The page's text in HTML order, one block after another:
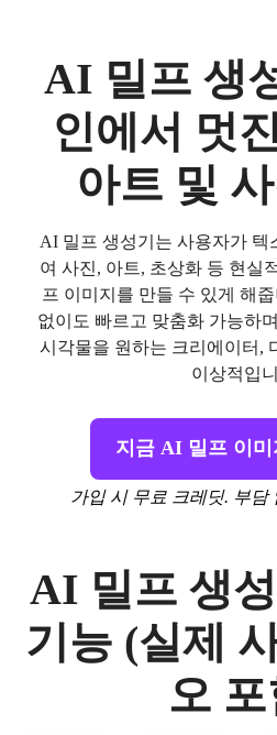
AI 밀프 생
인에서 멋
아트 및
AI 밀프 생성기는 사용자가 텍
여 사진, 아트, 초상화 등 현실
프 이미지를 만들 수 있게 해
없이도 빠르고 맞춤화 가능하
시각물을 원하는 크리에이터,
이상적입
지금 AI 밀프 이미
가입 시 무료 크레딧. 부담
AI 밀프 생
기능 (실제
오